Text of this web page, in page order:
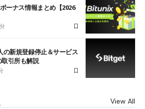
ーナス情報まとめ【2026
新規登録停止＆サービス
引所も解説
View All